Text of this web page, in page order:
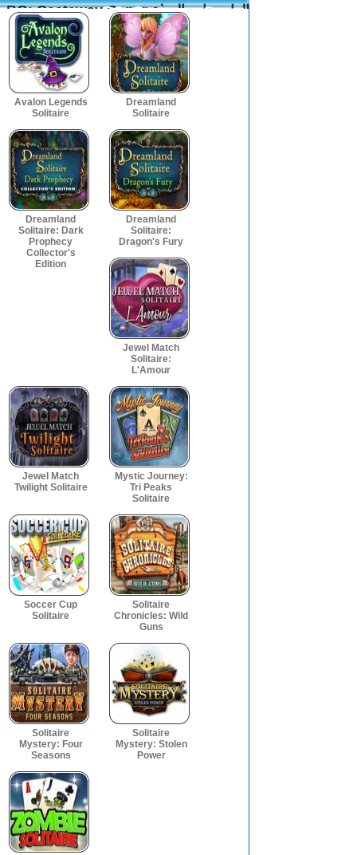
BO: Castaway Caper العاب ذات الصلةBO: Castaway Caper العاب ذات الصلة
Avalon Legends
Solitaire
Dreamland
Solitaire
Dreamland
Solitaire: Dark
Prophecy
Collector's
Edition
Dreamland
Solitaire:
Dragon's Fury
Jewel Match
Solitaire:
L'Amour
Jewel Match
Twilight Solitaire
Mystic Journey:
Tri Peaks
Solitaire
Soccer Cup
Solitaire
Solitaire
Chronicles: Wild
Guns
Solitaire
Mystery: Four
Seasons
Solitaire
Mystery: Stolen
Power